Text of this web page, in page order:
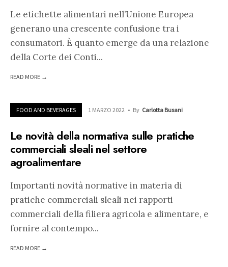
Le etichette alimentari nell’Unione Europea
generano una crescente confusione tra i
consumatori. È quanto emerge da una relazione
della Corte dei Conti...
READ MORE →
FOOD AND BEVERAGES 1 MARZO 2022 • By Carlotta Busani
Le novità della normativa sulle pratiche
commerciali sleali nel settore
agroalimentare
Importanti novità normative in materia di
pratiche commerciali sleali nei rapporti
commerciali della filiera agricola e alimentare, e
fornire al contempo...
READ MORE →